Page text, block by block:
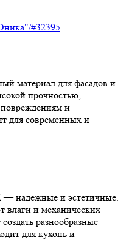
#32395
материал для фасадов и
прочностью,
и
для современных и
надежные и эстетичные.
влаги и механических
разнообразные
для кухонь и